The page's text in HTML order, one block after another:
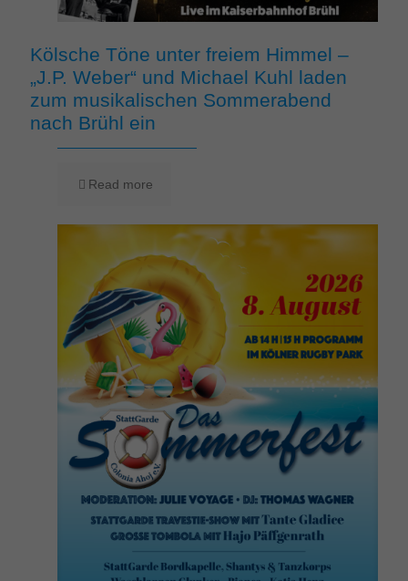
Kölsche Töne unter freiem Himmel –
„J.P. Weber“ und Michael Kuhl laden
zum musikalischen Sommerabend
nach Brühl ein
Read more